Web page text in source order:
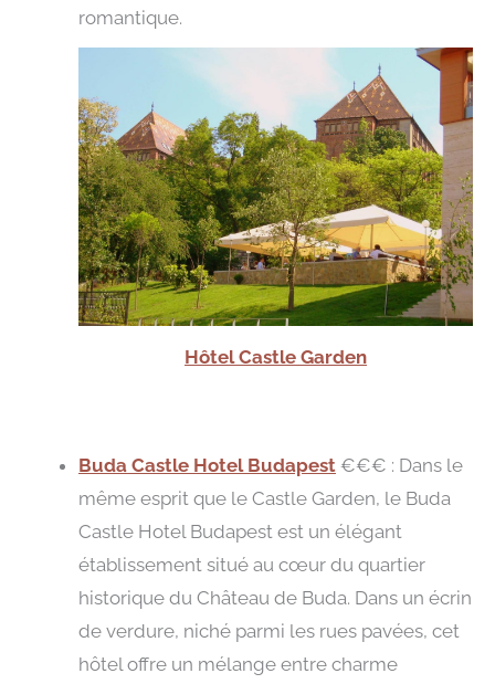
romantique.
Hôtel Castle Garden
Buda Castle Hotel Budapest €€€ : Dans le
même esprit que le Castle Garden, le Buda
Castle Hotel Budapest est un élégant
établissement situé au cœur du quartier
historique du Château de Buda. Dans un écrin
de verdure, niché parmi les rues pavées, cet
hôtel offre un mélange entre charme